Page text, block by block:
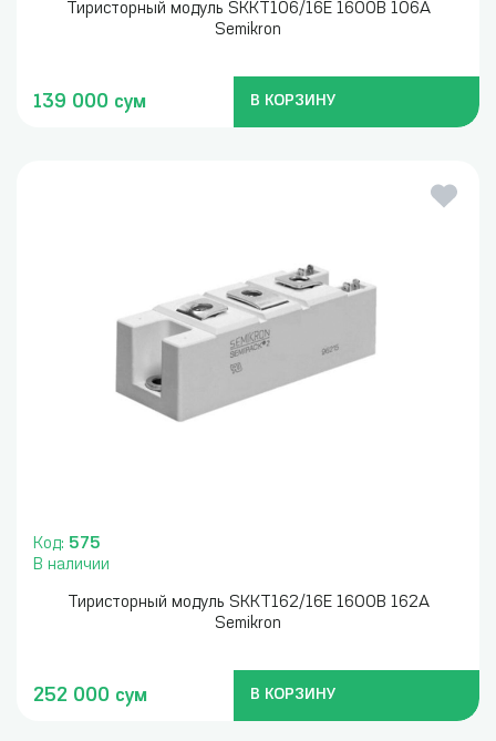
Тиристорный модуль SKKT106/16E 1600В 106А
Semikron
139 000 сум В КОРЗИНУ
Код: 575
В наличии
Тиристорный модуль SKKT162/16E 1600В 162А
Semikron
252 000 сум В КОРЗИНУ